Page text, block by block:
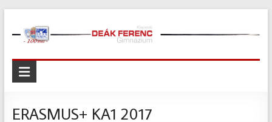
Kispesti
Ferenc
ERASMUS+ KA1 2017